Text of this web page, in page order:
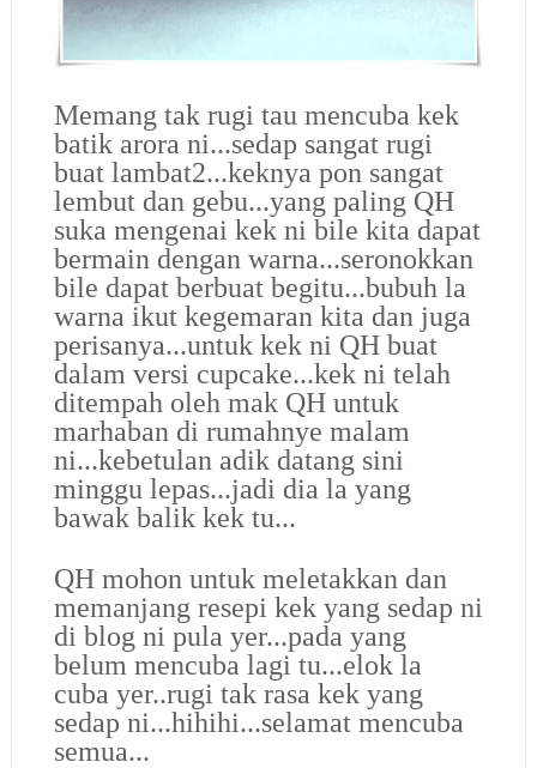
Memang tak rugi tau mencuba kek
batik arora ni...sedap sangat rugi
buat lambat2...keknya pon sangat
lembut dan gebu...yang paling QH
suka mengenai kek ni bile kita dapat
bermain dengan warna...seronokkan
bile dapat berbuat begitu...bubuh la
warna ikut kegemaran kita dan juga
perisanya...untuk kek ni QH buat
dalam versi cupcake...kek ni telah
ditempah oleh mak QH untuk
marhaban di rumahnye malam
ni...kebetulan adik datang sini
minggu lepas...jadi dia la yang
bawak balik kek tu...
QH mohon untuk meletakkan dan
memanjang resepi kek yang sedap ni
di blog ni pula yer...pada yang
belum mencuba lagi tu...elok la
cuba yer..rugi tak rasa kek yang
sedap ni...hihihi...selamat mencuba
semua...